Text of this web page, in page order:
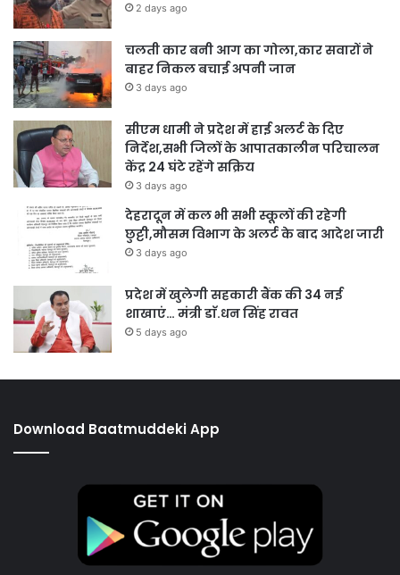
2 days ago
चलती कार बनी आग का गोला,कार सवारों ने
बाहर निकल बचाई अपनी जान
3 days ago
सीएम धामी ने प्रदेश में हाई अलर्ट के दिए
निर्देश,सभी जिलों के आपातकालीन परिचालन
केंद्र 24 घंटे रहेंगे सक्रिय
3 days ago
देहरादून में कल भी सभी स्कूलों की रहेगी
छुट्टी,मौसम विभाग के अलर्ट के बाद आदेश जारी
3 days ago
प्रदेश में खुलेगी सहकारी बैंक की 34 नई
शाखाएं… मंत्री डाॅ.धन सिंह रावत
5 days ago
Download Baatmuddeki App